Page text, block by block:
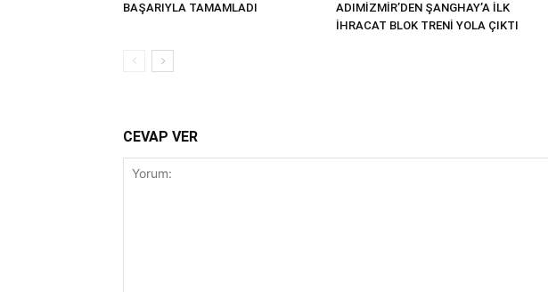
BAŞARIYLA TAMAMLADI
ADIMİZMİR’DEN ŞANGHAY’A İLK
İHRACAT BLOK TRENİ YOLA ÇIKTI
CEVAP VER